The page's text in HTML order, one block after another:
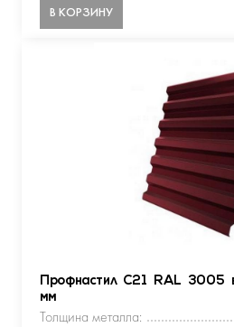
В КОРЗИНУ
Профнастил С21 RAL 3005
мм
Толщина металла: